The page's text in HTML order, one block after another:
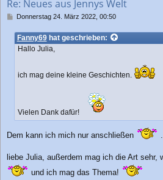
Re: Neues aus Jennys Welt
B
i
t
Donnerstag 24. März 2022, 00:50
Fanny69hat geschrieben:
Hallo Julia,
ich mag deine kleine Geschichten.
Vielen Dank dafür!
Dem kann ich mich nur anschließen
liebe Julia, außerdem mag ich die Art sehr,
und ich mag das Thema!